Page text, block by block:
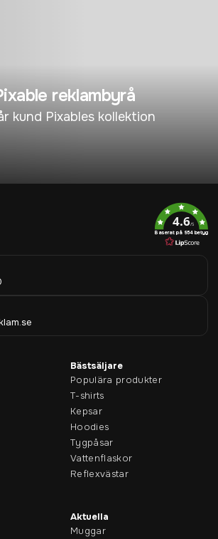
reklambyrå
kund Pixables kollektion
4.6/5
Baserat på 954 betyg
Bästsäljare
Populära produkter
T-shirts
Kepsar
Hoodies
Tygpåsar
Vattenflaskor
Reflexvästar
Aktuella
Muggar